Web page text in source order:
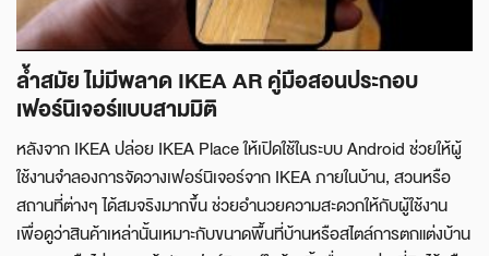
ล้ำสมัย ไม่มีพลาด IKEA AR คู่มือสอนประกอบ
เฟอร์นิเจอร์แบบสามมิติ
หลังจาก IKEA ปล่อย IKEA Place ให้เปิดใช้ในระบบ Android ช่วยให้ผู้
ใช้งานจำลองการจัดวางเฟอร์นิเจอร์จาก IKEA ภายในบ้าน, สวนหรือ
สถานที่ต่างๆ ได้สมจริงมากขึ้น ช่วยอำนวยความสะดวกให้กับผู้ใช้งาน
เพื่อดูว่าสินค้าเหล่านั้นเหมาะกับขนาดพื้นที่บ้านหรือสไตล์การตกแต่งบ้าน